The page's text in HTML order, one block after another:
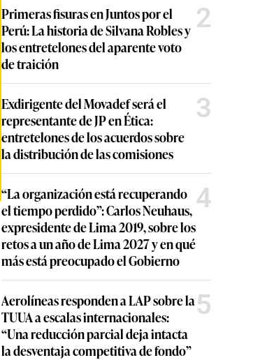
Primeras fisuras en Juntos por el
Perú: La historia de Silvana Robles y
los entretelones del aparente voto
de traición
2
Exdirigente del Movadef será el
representante de JP en Ética:
entretelones de los acuerdos sobre
la distribución de las comisiones
3
“La organización está recuperando
el tiempo perdido”: Carlos Neuhaus,
expresidente de Lima 2019, sobre los
retos a un año de Lima 2027 y en qué
más está preocupado el Gobierno
4
Aerolíneas responden a LAP sobre la
TUUA a escalas internacionales:
“Una reducción parcial deja intacta
la desventaja competitiva de fondo”
5